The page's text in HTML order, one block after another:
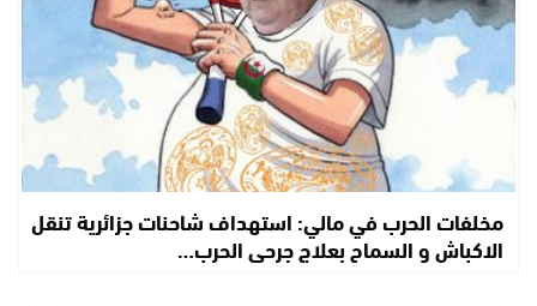
مخلفات الحرب في مالي: استهداف شاحنات جزائرية تنقل
الاكباش و السماح بعلاج جرحى الحرب…